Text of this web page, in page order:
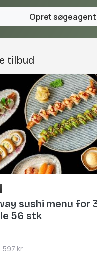
Opret søgeagent
tilbud
sushi menu for
56 stk
597 kr.